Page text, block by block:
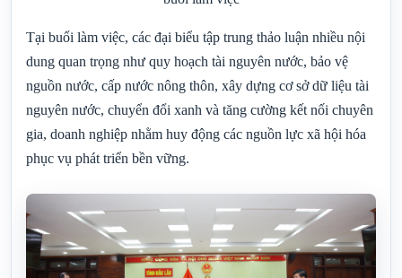
Tại buổi làm việc, các đại biểu tập trung thảo luận nhiều nội
dung quan trọng như quy hoạch tài nguyên nước, bảo vệ
nguồn nước, cấp nước nông thôn, xây dựng cơ sở dữ liệu tài
nguyên nước, chuyển đổi xanh và tăng cường kết nối chuyên
gia, doanh nghiệp nhằm huy động các nguồn lực xã hội hóa
phục vụ phát triển bền vững.